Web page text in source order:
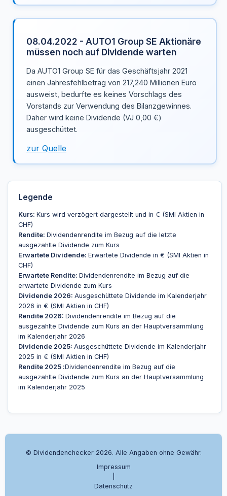
08.04.2022 - AUTO1 Group SE Aktionäre
müssen noch auf Dividende warten
Da AUTO1 Group SE für das Geschäftsjahr 2021
einen Jahresfehlbetrag von 217,240 Millionen Euro
ausweist, bedurfte es keines Vorschlags des
Vorstands zur Verwendung des Bilanzgewinnes.
Daher wird keine Dividende (VJ 0,00 €)
ausgeschüttet.
zur Quelle
Legende
Kurs: Kurs wird verzögert dargestellt und in € (SMI Aktien in
CHF)
Rendite: Dividendenrendite im Bezug auf die letzte
ausgezahlte Dividende zum Kurs
Erwartete Dividende: Erwartete Dividende in € (SMI Aktien in
CHF)
Erwartete Rendite: Dividendenrendite im Bezug auf die
erwartete Dividende zum Kurs
Dividende 2026: Ausgeschüttete Dividende im Kalenderjahr
2026 in € (SMI Aktien in CHF)
Rendite 2026: Dividendenrendite im Bezug auf die
ausgezahlte Dividende zum Kurs an der Hauptversammlung
im Kalenderjahr 2026
Dividende 2025: Ausgeschüttete Dividende im Kalenderjahr
2025 in € (SMI Aktien in CHF)
Rendite 2025 :Dividendenrendite im Bezug auf die
ausgezahlte Dividende zum Kurs an der Hauptversammlung
im Kalenderjahr 2025
© Dividendenchecker 2026. Alle Angaben ohne Gewähr.
Impressum
Datenschutz